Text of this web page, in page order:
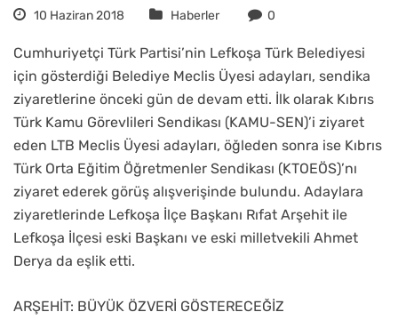
10 Haziran 2018 Haberler 0
Cumhuriyetçi Türk Partisi’nin Lefkoşa Türk Belediyesi
için gösterdiği Belediye Meclis Üyesi adayları, sendika
ziyaretlerine önceki gün de devam etti. İlk olarak Kıbrıs
Türk Kamu Görevlileri Sendikası (KAMU-SEN)’i ziyaret
eden LTB Meclis Üyesi adayları, öğleden sonra ise Kıbrıs
Türk Orta Eğitim Öğretmenler Sendikası (KTOEÖS)’nı
ziyaret ederek görüş alışverişinde bulundu. Adaylara
ziyaretlerinde Lefkoşa İlçe Başkanı Rıfat Arşehit ile
Lefkoşa İlçesi eski Başkanı ve eski milletvekili Ahmet
Derya da eşlik etti.
ARŞEHİT: BÜYÜK ÖZVERİ GÖSTERECEĞİZ